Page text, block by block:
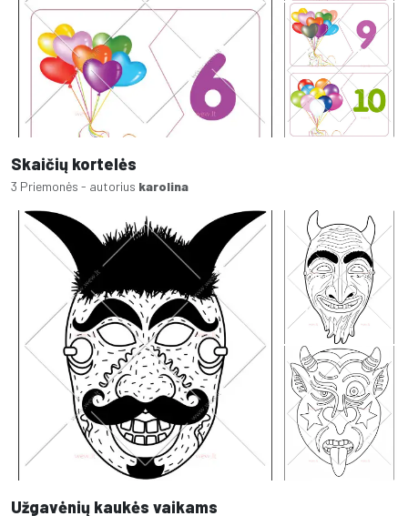
Skaičių kortelės
3 Priemonės - autorius karolina
Užgavėnių kaukės vaikams